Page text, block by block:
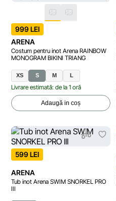
999 LEI
ARENA
Costum pentru inot Arena RAINBOW
MONOGRAM BIKINI TRIANG
XS S M L
Livrare estimată: de la 1 oră
Adaugă in coș
599 LEI
ARENA
Tub inot Arena SWIM SNORKEL PRO
III